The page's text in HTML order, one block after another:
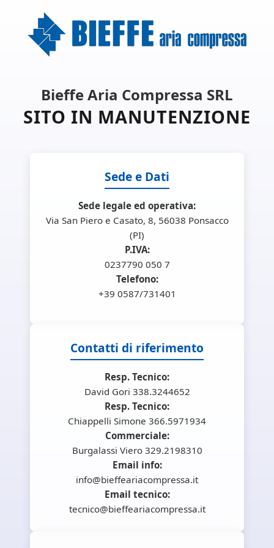
Bieffe Aria Compressa SRL
SITO IN MANUTENZIONE
Sede e Dati
Sede legale ed operativa:
Via San Piero e Casato, 8, 56038 Ponsacco
(PI)
P.IVA:
0237790 050 7
Telefono:
+39 0587/731401
Contatti di riferimento
Resp. Tecnico:
David Gori 338.3244652
Resp. Tecnico:
Chiappelli Simone 366.5971934
Commerciale:
Burgalassi Viero 329.2198310
Email info:
info@bieffeariacompressa.it
Email tecnico:
tecnico@bieffeariacompressa.it